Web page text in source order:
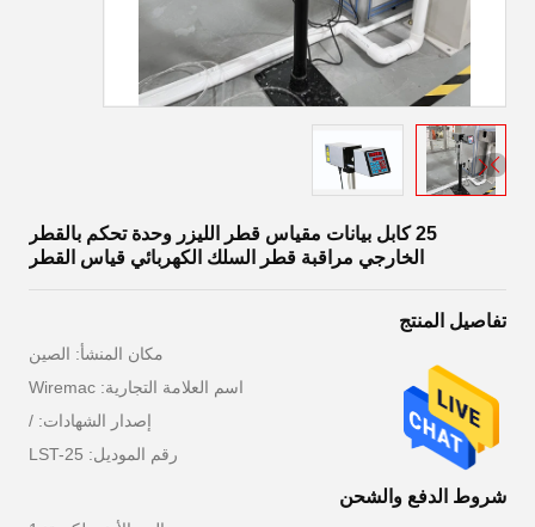
25 كابل بيانات مقياس قطر الليزر وحدة تحكم بالقطر
الخارجي مراقبة قطر السلك الكهربائي قياس القطر
تفاصيل المنتج
مكان المنشأ: الصين
اسم العلامة التجارية: Wiremac
إصدار الشهادات: /
رقم الموديل: LST-25
شروط الدفع والشحن